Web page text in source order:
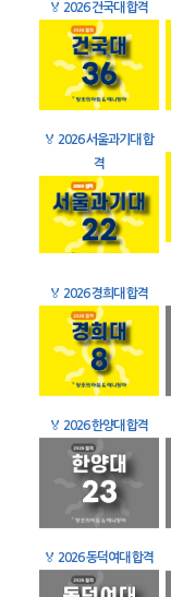
🏅 2026 건국대 합격
🏅 2026 서울과기대 합
격
🏅 2026 경희대 합격
🏅 2026 한양대 합격
🏅 2026 동덕여대 합격